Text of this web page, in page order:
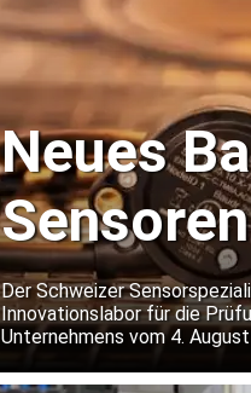
Neues
Der Schweizer
Innovationslabor für die
Unternehmens vom 4.
Belastungen simulieren, die